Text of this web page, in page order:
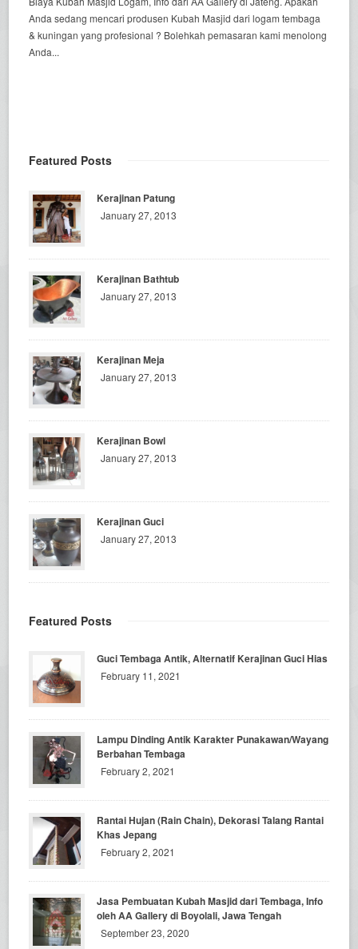
Anda sedang mencari produsen Kubah Masjid dari logam tembaga
& kuningan yang profesional ? Bolehkah pemasaran kami menolong
Anda...
Featured Posts
Kerajinan Patung
January 27, 2013
Kerajinan Bathtub
January 27, 2013
Kerajinan Meja
January 27, 2013
Kerajinan Bowl
January 27, 2013
Kerajinan Guci
January 27, 2013
Featured Posts
Guci Tembaga Antik, Alternatif Kerajinan Guci Hias
February 11, 2021
Lampu Dinding Antik Karakter Punakawan/Wayang
Berbahan Tembaga
February 2, 2021
Rantai Hujan (Rain Chain), Dekorasi Talang Rantai
Khas Jepang
February 2, 2021
Jasa Pembuatan Kubah Masjid dari Tembaga, Info
oleh AA Gallery di Boyolali, Jawa Tengah
September 23, 2020